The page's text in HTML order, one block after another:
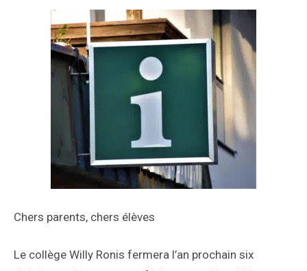
Chers parents, chers élèves
Le collège Willy Ronis fermera l’an prochain six